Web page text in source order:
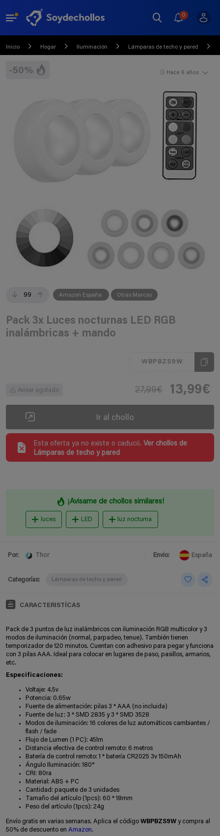
0
Inicio Hogar Iluminación Lámparas de techo y pared
-50%
99 Amazon España Otras Marcas
Hace 6 años
Pack 3x Luces nocturnas LED RGB
inalámbricas + mando
WBPBZS9W
Avisar agotado 27,99€ 13,99€
Ir al chollo
Esta oferta ya no existe o caducó. Ver chollos de
Lámparas de techo y pared
¡Avisame de chollos similares!
luces LED luz nocturna
Por: Thor Envio: España
Categorías: Lámparas de techo y pared
CARACTERISTÍCAS
Pack de 3 puntos de luz inalámbricos con iluminación RGB multicolor y 3
modos de iluminación (normal, parpadeo, tenue). También tienen
temporizador de 120 minutos. Cuentan con adhesivo para pegar y funciona
con 3 pilas AAA. Ideal para colocar en lugares de paso, pasillos, armarios,
etc.
Especificaciones:
Voltaje: 4.5v
Potencia: 0.65w
Fuente de alimentación: pilas 3 * AAA (no incluida)
Fuente de luz: 3 * SMD 2835 y 3 * SMD 3528
Modos de iluminación: 16 colores de luz automáticos cambiantes /
flash / fade
Flujo de Lumen (1 PC): 45lm
Distancia efectiva de control remoto: 6 metros
Batería de control remoto: 1 * batería CR2025 3v 150mAh
Ángulo Iluminación: 180°
CRI: 80ra
Material: ABS + PC
Cantidad: paquete de 3 unidades
Tamaño del artículo (1pcs): 60 * 18mm
Peso del artículo (1pcs): 24g
Envío gratis en varias semanas. Aplica el código WBPBZS9W y compra al
50% de descuento en Amazon.